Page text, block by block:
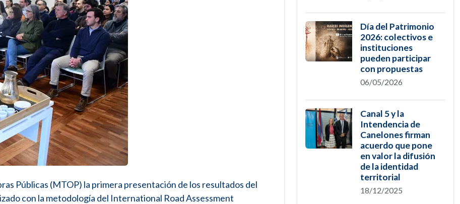
Públicas (MTOP) la primera presentación de los resultados del
con la metodología del International Road Assessment
Día del Patrimonio
2026: colectivos e
instituciones
pueden participar
con propuestas
06/05/2026
Canal 5 y la
Intendencia de
Canelones firman
acuerdo que pone
en valor la difusión
de la identidad
territorial
18/12/2025